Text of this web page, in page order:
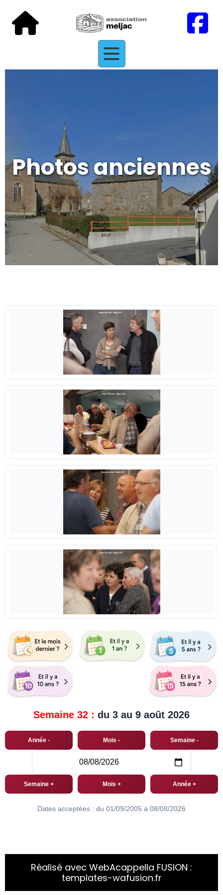
Photos anciennes
Semaine 32 : du 3 au 9 août 2026
Année - Mois - Semaine -
Semaine + Mois + Année +
Dates acceptées : du 01/09/2005 à 08/08/2026
Réalisé avec WebAcappella FUSION :
templates-wafusion.fr